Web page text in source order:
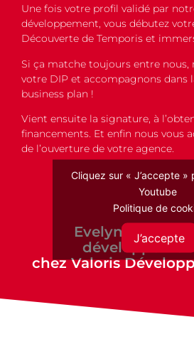
Une fois votre profil validé par
développement, vous débutez
Découverte de Temporis et
Si ça matche toujours entre nous,
votre DIP et accompagnons dans
business plan !
Vient ensuite la signature, à
financements. Et enfin nous vous
de l’ouverture de votre agence.
Cliquez sur « J’accepte »
Youtube
Politique de
J’accepte
Evelyne Batut,
chez Valoris